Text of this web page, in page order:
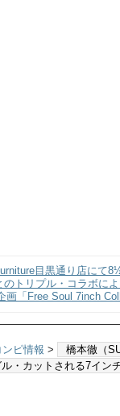
目黒通り店にて
トリプル・コラボに
画「Free Soul 7inch
ピ情報 >
橋本徹（
・カットされる7イン